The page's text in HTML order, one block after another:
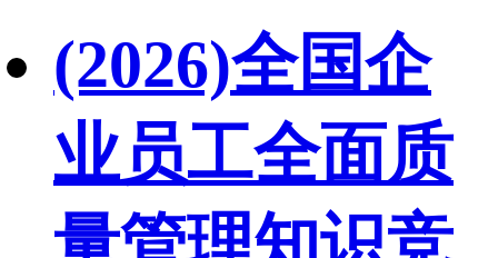
(2026)全国企
业员工全面质